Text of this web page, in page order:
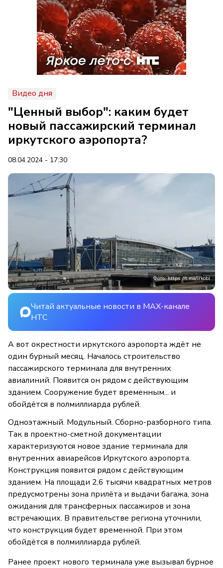
Видео дня
"Ценный выбор": каким будет
новый пассажирский терминал
иркутского аэропорта?
08.04.2024 - 17:30
Фото: https://t.me/irkobl
Читай актуальные новости в MAX-канале
НТС
А вот окрестности иркутского аэропорта ждёт не
один бурный месяц. Началось строительство
пассажирского терминала для внутренних
авиалиний. Появится он рядом с действующим
зданием. Сооружение будет временным... и
обойдётся в полмиллиарда рублей.
Одноэтажный. Модульный. Сборно-разборного типа.
Так в проектно-сметной документации
характеризуются новое здание терминала для
внутренних авиарейсов Иркутского аэропорта.
Конструкция появится рядом с действующим
зданием. На площади 2,6 тысячи квадратных метров
предусмотрены зона прилёта и выдачи багажа, зона
ожидания для трансферных пассажиров и зона
встречающих. В правительстве региона уточнили,
что конструкция будет временной. При этом
обойдётся в полмиллиарда рублей.
Ранее проект нового терминала уже вызывал бурное